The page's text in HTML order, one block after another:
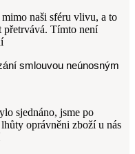
naši sféru vlivu, a to
přetrvává. Tímto není
smlouvou neúnosným
sjednáno, jsme po
oprávněni zboží u nás